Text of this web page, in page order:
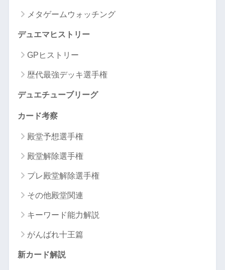
メタゲームウォッチング
デュエマヒストリー
GPヒストリー
歴代最強デッキ選手権
デュエチューブリーグ
カード考察
殿堂予想選手権
殿堂解除選手権
プレ殿堂解除選手権
その他殿堂関連
キーワード能力解説
がんばれ十王篇
新カード解説